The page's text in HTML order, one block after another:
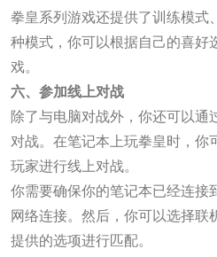
拳皇系列游戏还提供了训练模式
种模式，你可以根据自己的喜好
戏。
六、参加线上对战
除了与电脑对战外，你还可以通
对战。在笔记本上玩拳皇时，你
玩家进行线上对战。
你需要确保你的笔记本已经连接
网络连接。然后，你可以选择联
提供的选项进行匹配。